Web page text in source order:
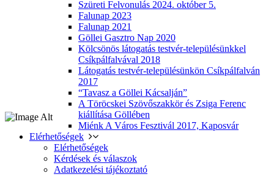
Szüreti Felvonulás 2024. október 5.
Falunap 2023
Falunap 2021
Göllei Gasztro Nap 2020
Kölcsönös látogatás testvér-településünkkel
Csíkpálfalvával 2018
Látogatás testvér-településünkön Csíkpálfalván
2017
“Tavasz a Göllei Kácsalján”
A Töröcskei Szövőszakkör és Zsiga Ferenc
kiállítása Göllében
Miénk A Város Fesztivál 2017, Kaposvár
Elérhetőségek
Elérhetőségek
Kérdések és válaszok
Adatkezelési tájékoztató